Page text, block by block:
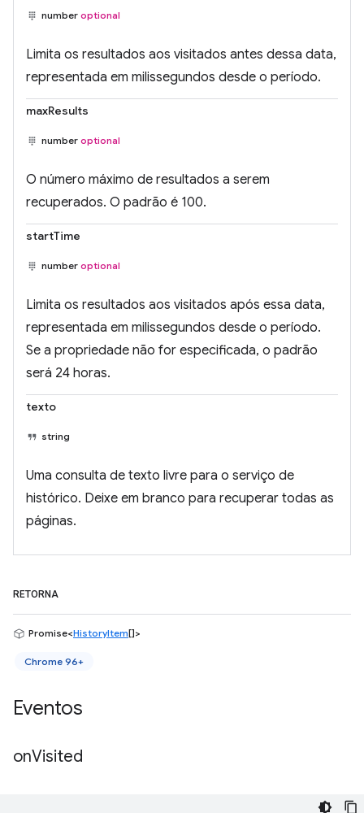
number optional
Limita os resultados aos visitados antes dessa data,
representada em milissegundos desde o período.
maxResults
number optional
O número máximo de resultados a serem
recuperados. O padrão é 100.
startTime
number optional
Limita os resultados aos visitados após essa data,
representada em milissegundos desde o período.
Se a propriedade não for especificada, o padrão
será 24 horas.
texto
string
Uma consulta de texto livre para o serviço de
histórico. Deixe em branco para recuperar todas as
páginas.
RETORNA
Promise<HistoryItem[]>
Chrome 96+
Eventos
onVisited